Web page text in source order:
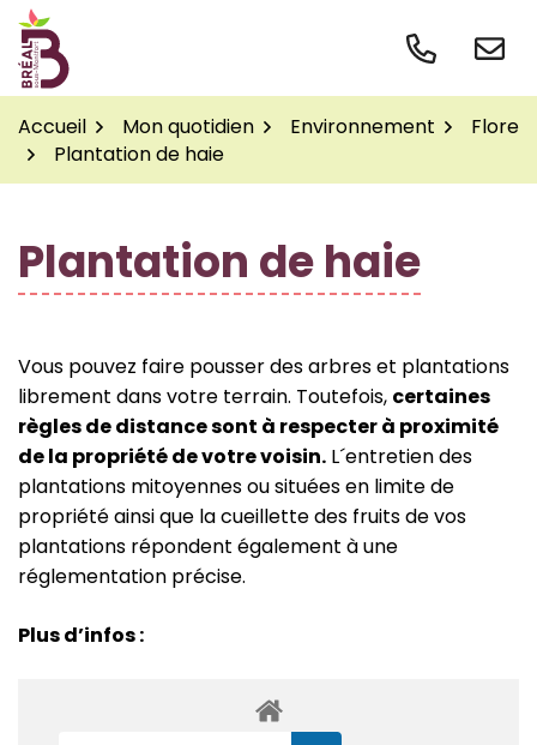
Gestion des traceurs
Aller
contenu
Accueil Mon quotidien Environnement
Flore
Plantation de haie
Plantation de haie
Vous pouvez faire pousser des arbres et plantations
librement dans votre terrain. Toutefois, certaines
règles de distance sont à respecter à proximité
de la propriété de votre voisin. L´entretien des
plantations mitoyennes ou situées en limite de
propriété ainsi que la cueillette des fruits de vos
plantations répondent également à une
réglementation précise.
Plus d’infos :